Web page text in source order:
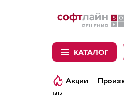
Softline
КАТАЛОГ
Акции